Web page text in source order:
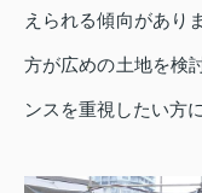
えられる傾向があり
方が広めの土地を検
ンスを重視したい方